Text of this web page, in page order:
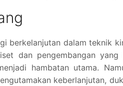
berkelanjutan dalam teknik
dan pengembangan
hambatan utama.
keberlanjutan,